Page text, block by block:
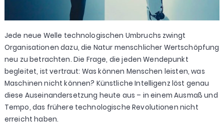
Jede neue Welle technologischen Umbruchs zwingt
Organisationen dazu, die Natur menschlicher Wertschöpfung
neu zu betrachten. Die Frage, die jeden Wendepunkt
begleitet, ist vertraut: Was können Menschen leisten, was
Maschinen nicht können? Künstliche Intelligenz löst genau
diese Auseinandersetzung heute aus – in einem Ausmaß und
Tempo, das frühere technologische Revolutionen nicht
erreicht haben.